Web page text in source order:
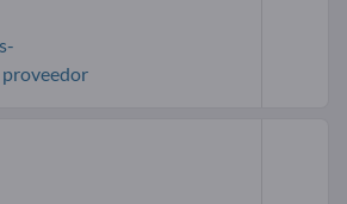
proveedor